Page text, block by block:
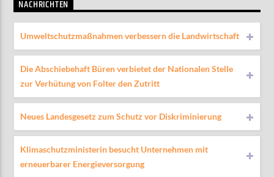
NACHRICHTEN
Umweltschutzmaßnahmen verbessern die Landwirtschaft
Die Abschiebehaft Büren verbietet der Nationalen Stelle
zur Verhütung von Folter den Zutritt
Neues Landesgesetz zum Schutz vor Diskriminierung
Klimaschutzministerin besucht Unternehmen mit
erneuerbarer Energieversorgung